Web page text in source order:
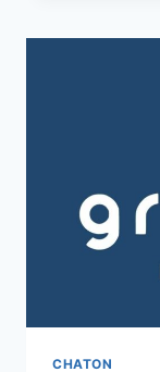
CHATON